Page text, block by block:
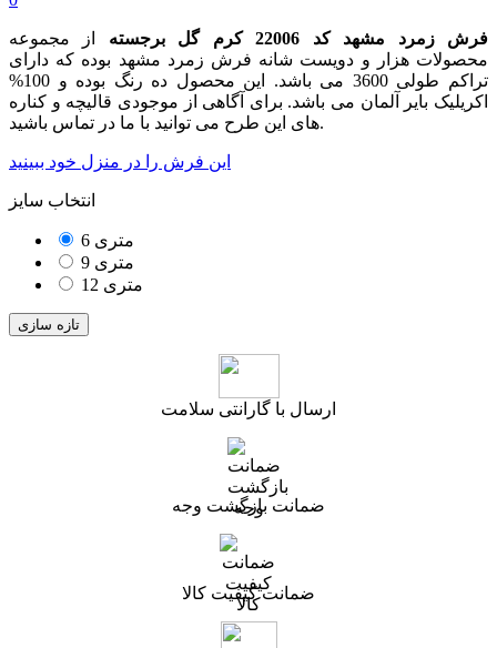
فرش زمرد مشهد کد 22006 کرم گل برجسته
از مجموعه
محصولات هزار و دویست شانه فرش زمرد مشهد بوده که دارای
تراکم طولی 3600 می باشد. این محصول ده رنگ بوده و 100%
اکریلیک بایر آلمان می باشد. برای آگاهی از موجودی قالیچه و کناره
های این طرح می توانید با ما در تماس باشید.
این فرش را در منزل خود ببینید
انتخاب سایز
6 متری
9 متری
12 متری
ارسال با گارانتی سلامت
ضمانت بازگشت وجه
ضمانت کیفیت کالا